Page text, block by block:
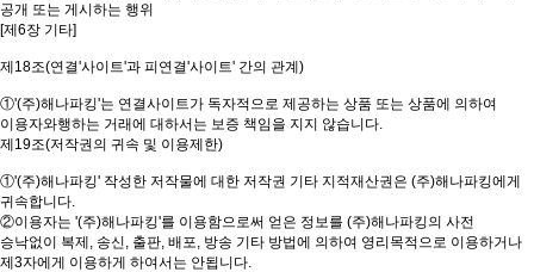
공개 또는 게시하는 행위
[제6장 기타]
제18조(연결'사이트'과 피연결'사이트' 간의 관계)
①'(주)해나파킹'는 연결사이트가 독자적으로 제공하는 상품 또는 상품에 의하여
이용자와행하는 거래에 대하서는 보증 책임을 지지 않습니다.
제19조(저작권의 귀속 및 이용제한)
①'(주)해나파킹' 작성한 저작물에 대한 저작권 기타 지적재산권은 (주)해나파킹에게
귀속합니다.
②이용자는 '(주)해나파킹'를 이용함으로써 얻은 정보를 (주)해나파킹의 사전
승낙없이 복제, 송신, 출판, 배포, 방송 기타 방법에 의하여 영리목적으로 이용하거나
제3자에게 이용하게 하여서는 안됩니다.